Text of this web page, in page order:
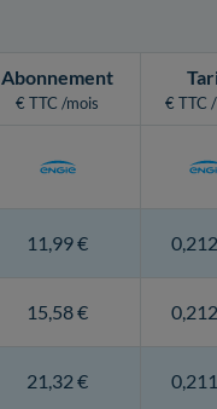
Abonnement
€ TTC /mois € TTC
11,99 €
15,58 €
21,32 €